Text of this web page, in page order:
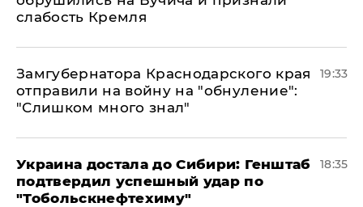
слабость Кремля
Замгубернатора Краснодарского края
отправили на войну на "обнуление":
"Слишком много знал"
19:33
Украина достала до Сибири: Генштаб
подтвердил успешный удар по
"Тобольскнефтехиму"
18:35